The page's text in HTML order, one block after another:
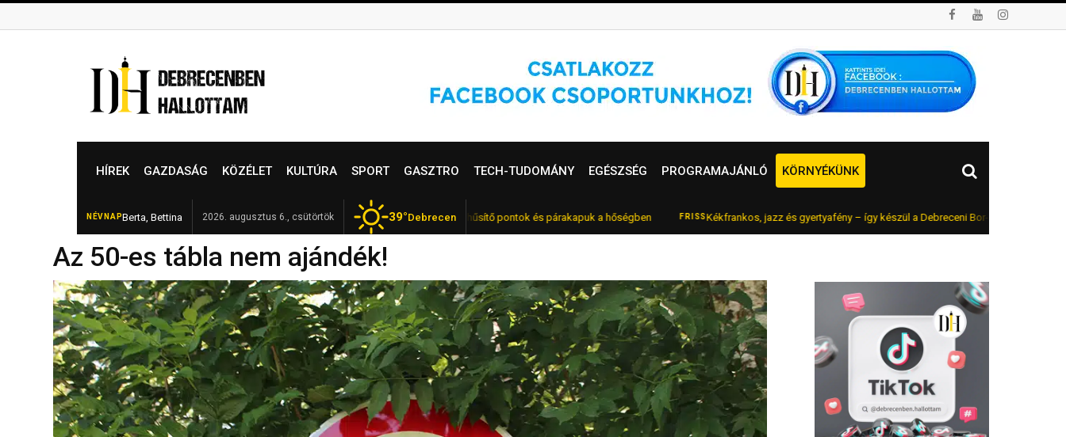
to
HÍREK GAZDASÁG KÖZÉLET KULTÚRA SPORT GASZTRO TECH-TUDOMÁNY EGÉSZSÉG PROGRAMAJÁNLÓ KÖRNYÉKÜNK
NÉVNAPBerta, Bettina 2026. augusztus 6., csütörtök 39°Debrecen
FRISSFolytatódik az ivóvízosztás Debrecenben – hűsítő pontok és párakapuk a hőségben FRISS Kékfrankos, jazz és gyertyafény – így készül a Debreceni Bor- és Jazznapok augusztus
Az 50-es tábla nem ajándék!